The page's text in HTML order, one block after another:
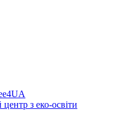
з еко-освіти